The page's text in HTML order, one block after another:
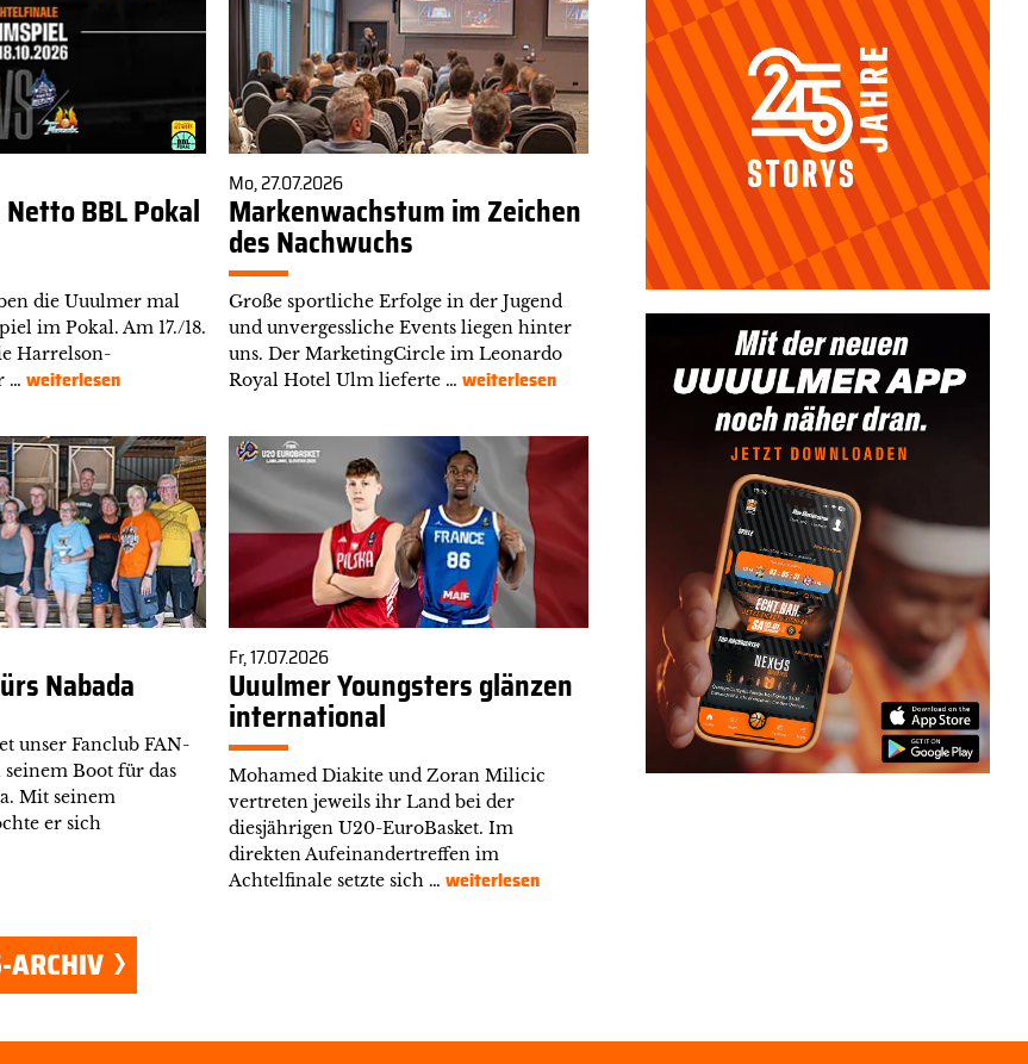
BBL Pokal
die Uuulmer mal
im Pokal. Am 17./18.
Harrelson-
… weiterlesen
Mo, 27.07.2026
Markenwachstum im Zeichen
des Nachwuchs
Große sportliche Erfolge in der Jugend
und unvergessliche Events liegen hinter
uns. Der MarketingCircle im Leonardo
Royal Hotel Ulm lieferte … weiterlesen
Nabada
unser Fanclub FAN-
Boot für das
Mit seinem
er sich
Fr, 17.07.2026
Uuulmer Youngsters glänzen
international
Mohamed Diakite und Zoran Milicic
vertreten jeweils ihr Land bei der
diesjährigen U20-EuroBasket. Im
direkten Aufeinandertreffen im
Achtelfinale setzte sich … weiterlesen
ARCHIV